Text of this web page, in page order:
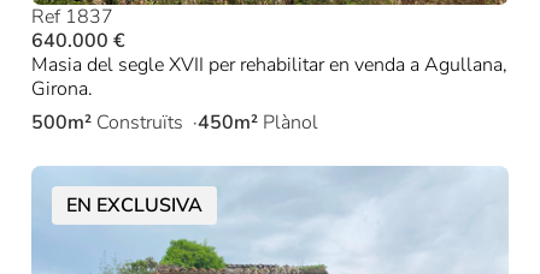
Ref 1837
640.000 €
Masia del segle XVII per rehabilitar en venda a Agullana,
Girona.
500m² Construïts 450m² Plànol
EN EXCLUSIVA